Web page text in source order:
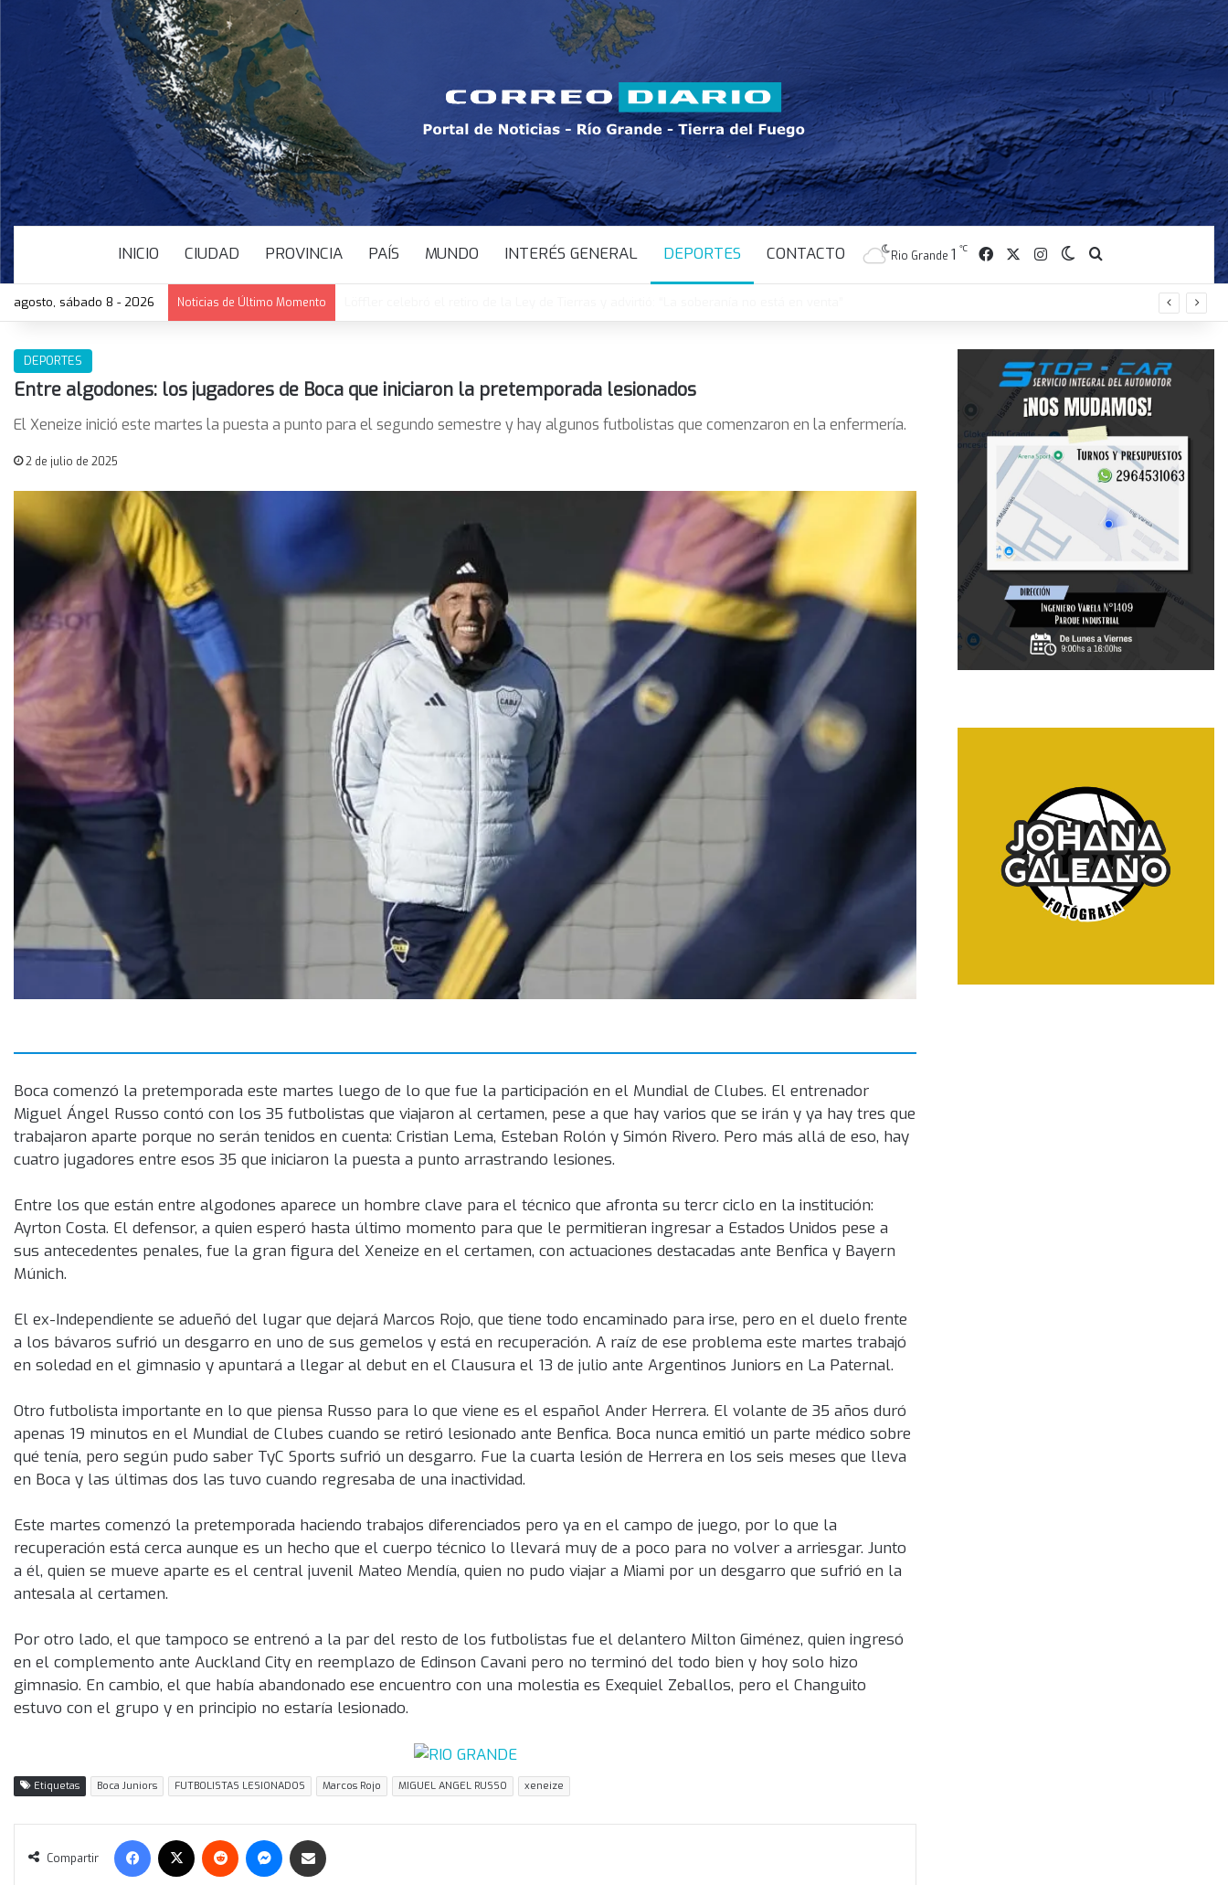
INICIO CIUDAD PROVINCIA PAÍS MUNDO INTERÉS GENERAL DEPORTES CONTACTO Rio Grande 1 ℃ FacebookInstagramSwitch skin
Buscar
agosto, sábado 8 - 2026 Noticias de Último Momento
DEPORTES
Entre algodones: los jugadores de Boca que iniciaron la pretemporada lesionados
El Xeneize inició este martes la puesta a punto para el segundo semestre y hay algunos futbolistas que comenzaron en la enfermería.
2 de julio de 2025
Boca comenzó la pretemporada este martes luego de lo que fue la participación en el Mundial de Clubes. El entrenador
Miguel Ángel Russo contó con los 35 futbolistas que viajaron al certamen, pese a que hay varios que se irán y ya hay tres que
trabajaron aparte porque no serán tenidos en cuenta: Cristian Lema, Esteban Rolón y Simón Rivero. Pero más allá de eso, hay
cuatro jugadores entre esos 35 que iniciaron la puesta a punto arrastrando lesiones.
Entre los que están entre algodones aparece un hombre clave para el técnico que afronta su tercr ciclo en la institución:
Ayrton Costa. El defensor, a quien esperó hasta último momento para que le permitieran ingresar a Estados Unidos pese a
sus antecedentes penales, fue la gran figura del Xeneize en el certamen, con actuaciones destacadas ante Benfica y Bayern
Múnich.
El ex-Independiente se adueñó del lugar que dejará Marcos Rojo, que tiene todo encaminado para irse, pero en el duelo frente
a los bávaros sufrió un desgarro en uno de sus gemelos y está en recuperación. A raíz de ese problema este martes trabajó
en soledad en el gimnasio y apuntará a llegar al debut en el Clausura el 13 de julio ante Argentinos Juniors en La Paternal.
Otro futbolista importante en lo que piensa Russo para lo que viene es el español Ander Herrera. El volante de 35 años duró
apenas 19 minutos en el Mundial de Clubes cuando se retiró lesionado ante Benfica. Boca nunca emitió un parte médico sobre
qué tenía, pero según pudo saber TyC Sports sufrió un desgarro. Fue la cuarta lesión de Herrera en los seis meses que lleva
en Boca y las últimas dos las tuvo cuando regresaba de una inactividad.
Este martes comenzó la pretemporada haciendo trabajos diferenciados pero ya en el campo de juego, por lo que la
recuperación está cerca aunque es un hecho que el cuerpo técnico lo llevará muy de a poco para no volver a arriesgar. Junto
a él, quien se mueve aparte es el central juvenil Mateo Mendía, quien no pudo viajar a Miami por un desgarro que sufrió en la
antesala al certamen.
Por otro lado, el que tampoco se entrenó a la par del resto de los futbolistas fue el delantero Milton Giménez, quien ingresó
en el complemento ante Auckland City en reemplazo de Edinson Cavani pero no terminó del todo bien y hoy solo hizo
gimnasio. En cambio, el que había abandonado ese encuentro con una molestia es Exequiel Zeballos, pero el Changuito
estuvo con el grupo y en principio no estaría lesionado.
Etiquetas Boca Juniors FUTBOLISTAS LESIONADOS Marcos Rojo MIGUEL ANGEL RUSSO xeneize
Compartir
Facebook Reddit Messenger